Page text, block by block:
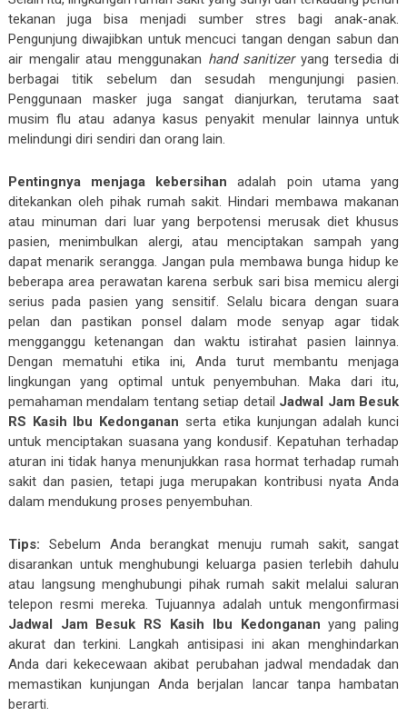
tekanan juga bisa menjadi sumber stres bagi anak-anak.
Pengunjung diwajibkan untuk mencuci tangan dengan sabun dan
air mengalir atau menggunakan hand sanitizeryang tersedia di
berbagai titik sebelum dan sesudah mengunjungi pasien.
Penggunaan masker juga sangat dianjurkan, terutama saat
musim flu atau adanya kasus penyakit menular lainnya untuk
melindungi diri sendiri dan orang lain.
Pentingnya menjaga kebersihan adalah poin utama yang
ditekankan oleh pihak rumah sakit. Hindari membawa makanan
atau minuman dari luar yang berpotensi merusak diet khusus
pasien, menimbulkan alergi, atau menciptakan sampah yang
dapat menarik serangga. Jangan pula membawa bunga hidup ke
beberapa area perawatan karena serbuk sari bisa memicu alergi
serius pada pasien yang sensitif. Selalu bicara dengan suara
pelan dan pastikan ponsel dalam mode senyap agar tidak
mengganggu ketenangan dan waktu istirahat pasien lainnya.
Dengan mematuhi etika ini, Anda turut membantu menjaga
lingkungan yang optimal untuk penyembuhan. Maka dari itu,
pemahaman mendalam tentang setiap detail Jadwal Jam Besuk
RS Kasih Ibu Kedonganan serta etika kunjungan adalah kunci
untuk menciptakan suasana yang kondusif. Kepatuhan terhadap
aturan ini tidak hanya menunjukkan rasa hormat terhadap rumah
sakit dan pasien, tetapi juga merupakan kontribusi nyata Anda
dalam mendukung proses penyembuhan.
Tips: Sebelum Anda berangkat menuju rumah sakit, sangat
disarankan untuk menghubungi keluarga pasien terlebih dahulu
atau langsung menghubungi pihak rumah sakit melalui saluran
telepon resmi mereka. Tujuannya adalah untuk mengonfirmasi
Jadwal Jam Besuk RS Kasih Ibu Kedonganan yang paling
akurat dan terkini. Langkah antisipasi ini akan menghindarkan
Anda dari kekecewaan akibat perubahan jadwal mendadak dan
memastikan kunjungan Anda berjalan lancar tanpa hambatan
berarti.